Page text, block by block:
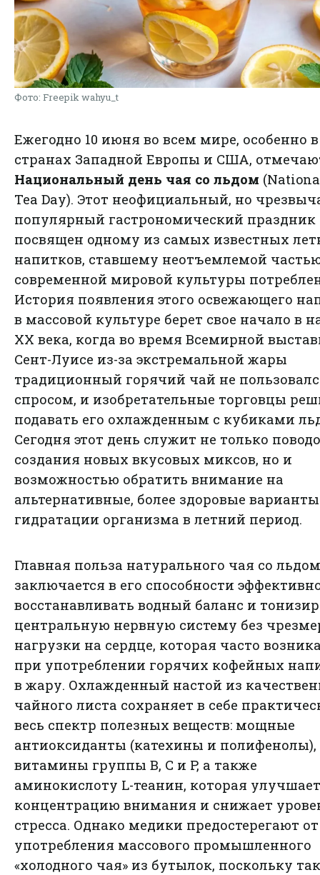
Фото: Freepik wahyu_t
Ежегодно 10 июня во всем мире, особенно в
странах Западной Европы и США,
Национальный день чая со льдом
Tea Day). Этот неофициальный, но
популярный гастрономический праздник
посвящен одному из самых известных
напитков, ставшему неотъемлемой
современной мировой культуры
История появления этого освежающего
в массовой культуре берет свое начало в
XX века, когда во время Всемирной
Сент-Луисе из-за экстремальной жары
традиционный горячий чай не
спросом, и изобретательные торговцы
подавать его охлажденным с кубиками
Сегодня этот день служит не только
создания новых вкусовых миксов, но и
возможностью обратить внимание на
альтернативные, более здоровые варианты
гидратации организма в летний период.
Главная польза натурального чая со льдом
заключается в его способности
восстанавливать водный баланс и
центральную нервную систему без
нагрузки на сердце, которая часто
при употреблении горячих кофейных
в жару. Охлажденный настой из
чайного листа сохраняет в себе
весь спектр полезных веществ: мощные
антиоксиданты (катехины и полифенолы),
витамины группы B, C и P, а также
аминокислоту L-теанин, которая улучшает
концентрацию внимания и снижает
стресса. Однако медики предостерегают от
употребления массового промышленного
«холодного чая» из бутылок, поскольку